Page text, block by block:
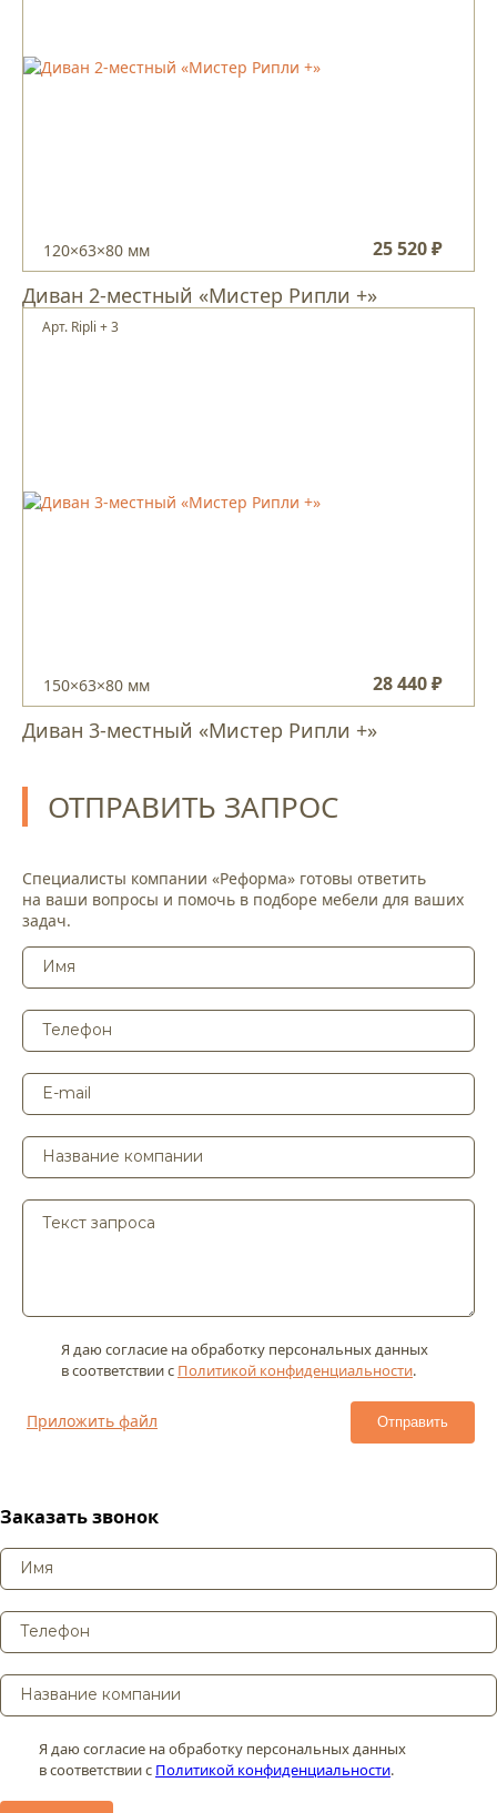
120×63×80 мм 25 520 ₽
Диван 2-местный «Мистер Рипли +»
150×63×80 мм 28 440 ₽
Арт. Ripli + 3
Диван 3-местный «Мистер Рипли +»
ОТПРАВИТЬ ЗАПРОС
Специалисты компании «Реформа» готовы ответить
на ваши вопросы и помочь в подборе мебели для ваших
задач.
Я даю согласие на обработку персональных данных
в соответствии с Политикой конфиденциальности.
Приложить файл
Заказать звонок
Я даю согласие на обработку персональных данных
в соответствии с Политикой конфиденциальности.